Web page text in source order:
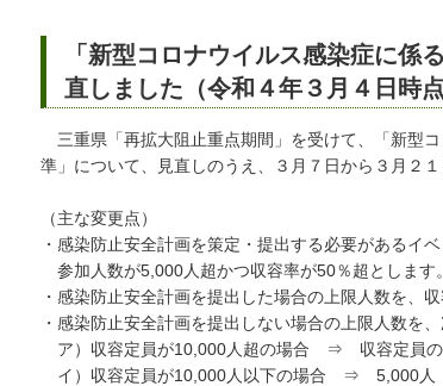
「新型コロナウイルス感染症に係
直しました（令和４年３月４日時点
三重県「再拡大阻止重点期間」を受けて、「新型
準」について、見直しのうえ、３月７日から３月２
（主な変更点）
・感染防止安全計画を策定・提出する必要があるイベ
参加人数が5,000人超かつ収容率が50％超とします。
・感染防止安全計画を提出した場合の上限人数を、収
・感染防止安全計画を提出しない場合の上限人数を、
ア）収容定員が10,000人超の場合 ⇒ 収容定員の
イ）収容定員が10,000人以下の場合 ⇒ 5,000人